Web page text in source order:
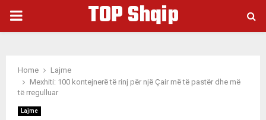
PRIMARY
TOP Shqip
Home
Lajme
Mexhiti: 100 kontejnerë të rinj për një Çair më të pastër dhe më
të rregulluar
Lajme